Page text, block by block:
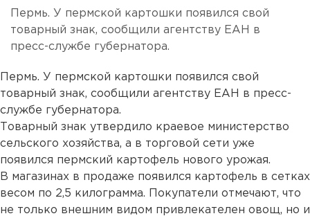
Пермь. У пермской картошки появился свой
товарный знак, сообщили агентству ЕАН в
пресс-службе губернатора.
Пермь. У пермской картошки появился свой
товарный знак, сообщили агентству ЕАН в пресс-
службе губернатора.
Товарный знак утвердило краевое министерство
сельского хозяйства, а в торговой сети уже
появился пермский картофель нового урожая.
В магазинах в продаже появился картофель в сетках
весом по 2,5 килограмма. Покупатели отмечают, что
не только внешним видом привлекателен овощ, но и